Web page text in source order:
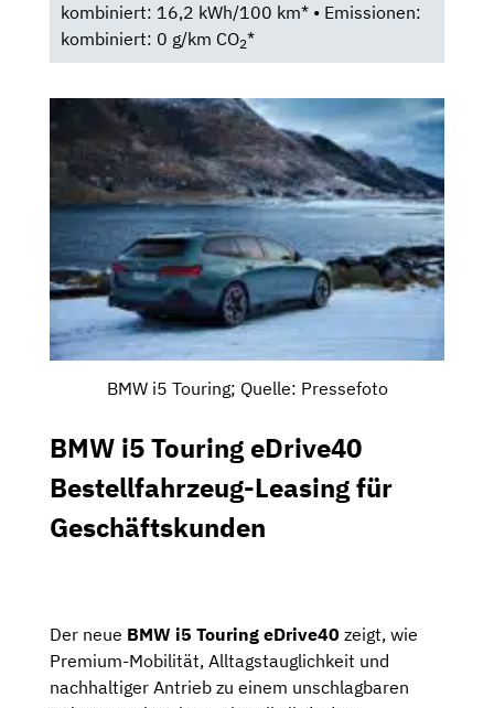
kombiniert: 16,2 kWh/100 km* • Emissionen:
kombiniert: 0 g/km CO2*
BMW i5 Touring; Quelle: Pressefoto
BMW i5 Touring eDrive40
Bestellfahrzeug-Leasing für
Geschäftskunden
Der neue BMW i5 Touring eDrive40 zeigt, wie
Premium-Mobilität, Alltagstauglichkeit und
nachhaltiger Antrieb zu einem unschlagbaren